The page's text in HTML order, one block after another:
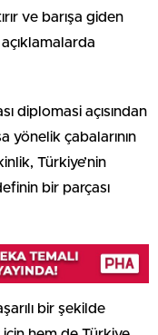
ve barışa giden
diplomasi açısından
yönelik çabalarının
Türkiye’nin
bir parçası
bir şekilde